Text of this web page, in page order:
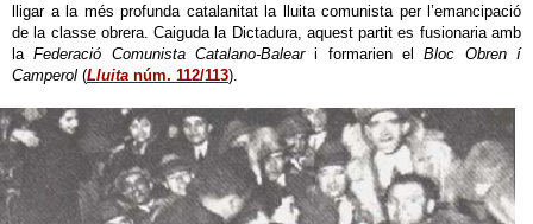
lligar a la més profunda catalanitat la lluita comunista per l’emancipació
de la classe obrera. Caiguda la Dictadura, aquest partit es fusionaria amb
laFederació Comunista Catalano-Baleari formarien elBloc Obren í
Camperol (Lluita núm. 112/113).